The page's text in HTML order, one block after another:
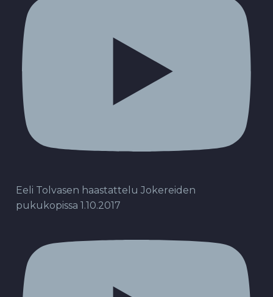
Eeli Tolvasen haastattelu Jokereiden
pukukopissa 1.10.2017